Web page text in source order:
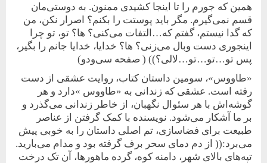
همین که جورم را تا اینجا کشیدی ممنون. به دوستی‌مان
قسم نمی‌گیرم. مگر باید پوستت را بکنم؟ اصرار نکن، من
که گدا نیستم، گفتم که…التفات می‌کنی؟ ها؟ تو، تو چرا
اینجوری دست وبال می‌زنی؟ ها؟ خدایا، خدایا جانم را بگیر،
پس تو…تو…تو…لالی؟)) ( صفحه سی‌‌‌‌‌‌‌‌‌‌‌‌و‌دو)
«طاووس»، سومین داستان کتاب، روایت عشقی از دست
رفته است. عشقی که زندانی به «طاووس »دارد و هر
گوشه‌اش با هر سئوال نگهبان، از خاطر زندانی می‌گذرد و
بر ما آشکار می‌شود. نویسنده با کمک گرفتن از عناصر
طبیعت برای فضاسازی، تم اصلی داستان را به خوبی پیش
می‌برد:(( از دم دمای سحر برف گرفته بود و مدام می‌بارید.
تپه‌های بالای شهر‌، دامنه کوه، گرده ماهورها، آن تک درخت